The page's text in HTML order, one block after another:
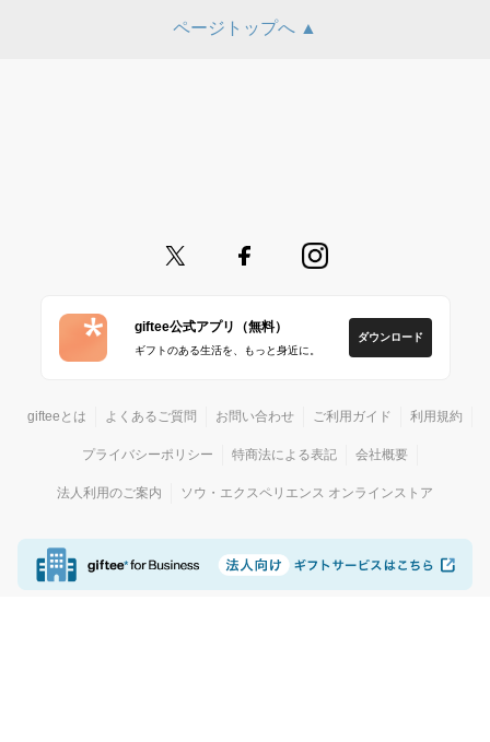
ページトップへ ▲
giftee公式アプリ（無料）
ギフトのある生活を、もっと身近に。
ダウンロード
gifteeとは よくあるご質問 お問い合わせ ご利用ガイド 利用規約
プライバシーポリシー 特商法による表記 会社概要
法人利用のご案内 ソウ・エクスペリエンス オンラインストア